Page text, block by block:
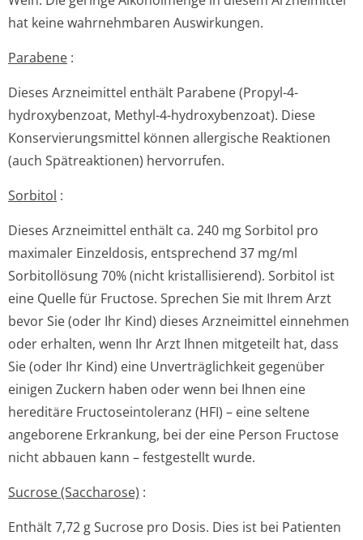
hat keine wahrnehmbaren Auswirkungen.
Parabene :
Dieses Arzneimittel enthält Parabene (Propyl-4-
hydroxybenzoat, Methyl-4-hydroxybenzoat). Diese
Konservierungsmit­tel können allergische Reaktionen
(auch Spätreaktionen) hervorrufen.
Sorbitol :
Dieses Arzneimittel enthält ca. 240 mg Sorbitol pro
maximaler Einzeldosis, entsprechend 37 mg/ml
Sorbitollösung 70% (nicht kristallisierend). Sorbitol ist
eine Quelle für Fructose. Sprechen Sie mit Ihrem Arzt
bevor Sie (oder Ihr Kind) dieses Arzneimittel einnehmen
oder erhalten, wenn Ihr Arzt Ihnen mitgeteilt hat, dass
Sie (oder Ihr Kind) eine Unverträglichkeit gegenüber
einigen Zuckern haben oder wenn bei Ihnen eine
hereditäre Fructoseintoleranz (HFI) – eine seltene
angeborene Erkrankung, bei der eine Person Fructose
nicht abbauen kann – festgestellt wurde.
Sucrose (Saccharose) :
Enthält 7,72 g Sucrose pro Dosis. Dies ist bei Patienten